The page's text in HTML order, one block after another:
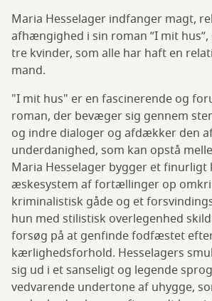
Maria Hesselager indfanger magt,
afhængighed i sin roman ”I mit
tre kvinder, som alle har haft en
mand.
"I mit hus" er en fascinerende og
roman, der bevæger sig gennem
og indre dialoger og afdækker den
underdanighed, som kan opstå
Maria Hesselager bygger et finurligt
æskesystem af fortællinger op
kriminalistisk gåde og et
hun med stilistisk overlegenhed
forsøg på at genfinde fodfæstet
kærlighedsforhold. Hesselagers
sig ud i et sanseligt og legende
vedvarende undertone af uhygge,